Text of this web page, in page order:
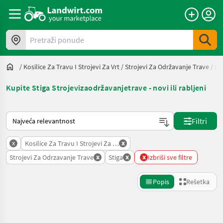
Pretraži ponude
/ Kosilice Za Travu I Strojevi Za Vrt /Strojevi Za Održavanje Trave /
Kupite Stiga Strojevizaodržavanjetrave - novi ili rabljeni
Tako se sortira na Landwirt.com
Filtri
x Kosilice Za Travu I Strojevi Za Vrtx
Strojevi Za Odrzavanje Trave x Stiga x x Izbriši sve filtre
Popis Rešetka